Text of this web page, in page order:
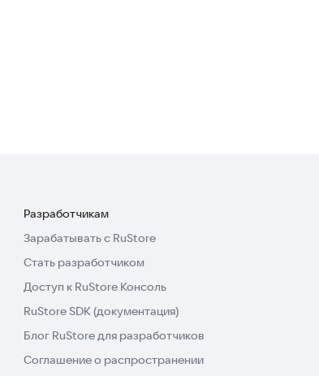
Разработчикам
Зарабатывать с RuStore
Стать разработчиком
Доступ к RuStore Консоль
RuStore SDK (документация)
Блог RuStore для разработчиков
Соглашение о распространении